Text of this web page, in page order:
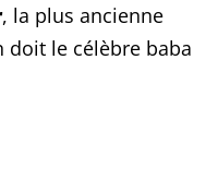
, la plus ancienne
doit le célèbre baba